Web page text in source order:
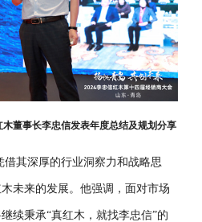
董事长李忠信发表年度总结及规划分享
借其深厚的行业洞察力和战略思
未来的发展。他强调，面对市场
续秉承“真红木，就找李忠信”的